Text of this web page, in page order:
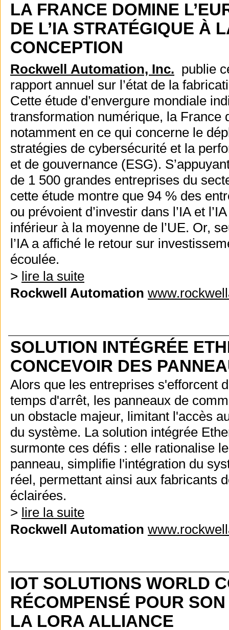
LA FRANCE DOMINE
DE L’IA STRATÉGIQUE À
CONCEPTION
Rockwell Automation, Inc. publie
rapport annuel sur l’état de la
Cette étude d’envergure mondiale
transformation numérique, la France
notamment en ce qui concerne le
stratégies de cybersécurité et la
et de gouvernance (ESG).
de 1 500 grandes entreprises du
cette étude montre que 94 % des
ou prévoient d’investir dans l’IA et
inférieur à la moyenne de l’UE. Or,
l’IA a affiché le retour sur
écoulée.
> lire la suite
Rockwell Automation
SOLUTION INTÉGRÉE
CONCEVOIR DES
Alors que les entreprises s'efforcent
temps d'arrêt, les panneaux de
un obstacle majeur, limitant l'accès
du système. La solution intégrée
surmonte ces défis : elle rationalise
panneau, simplifie l'intégration du
réel, permettant ainsi aux fabricants
éclairées.
> lire la suite
Rockwell Automation
IOT SOLUTIONS WORLD
RÉCOMPENSÉ POUR
LA LORA ALLIANCE